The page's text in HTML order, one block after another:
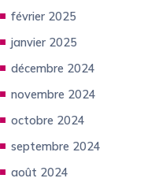
février 2025
janvier 2025
décembre 2024
novembre 2024
octobre 2024
septembre 2024
août 2024